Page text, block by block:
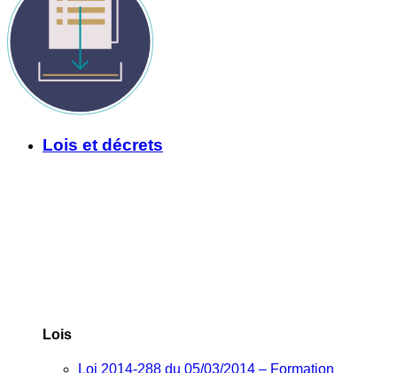
Lois et décrets
Lois
Loi 2014-288 du 05/03/2014 – Formation